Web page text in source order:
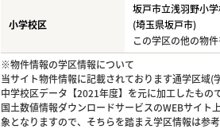
小学校区
坂戸市立浅羽野小
(埼玉県坂戸市)
この学区の他の物
※物件情報の学区情報について
当サイト物件情報に記載されております通学区域
中学校区データ【2021年度】を元に加工したも
国土数値情報ダウンロードサービスのWEBサイ
象となりますので、そちらを踏まえ学区情報は参